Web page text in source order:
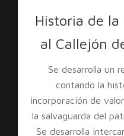
Historia de
al Callejón
Se desarrolla un
contando la
incorporación de
la salvaguarda del
Se desarrolla